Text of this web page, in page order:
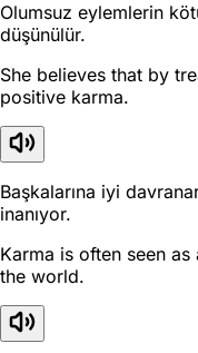
Olumsuz eylemlerin
düşünülür.
She believes that by
positive karma.
Başkalarına iyi
inanıyor.
Karma is often seen
the world.